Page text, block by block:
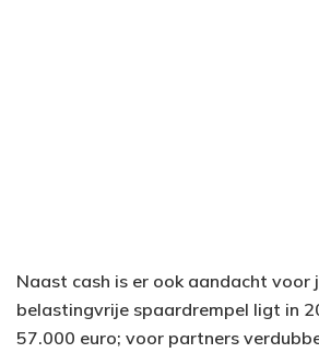
Naast cash is er ook aandacht voor
belastingvrije spaardrempel ligt in
57.000 euro; voor partners